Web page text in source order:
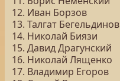
12. Иван Борзов
13. Талгат Бегельдинов
14. Николай Биязи
15. Давид Драгунский
16. Николай Лященко
17. Владимир Егоров